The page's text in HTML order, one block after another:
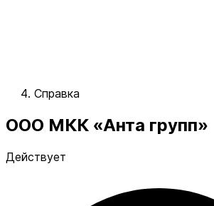
Справка
ООО МКК «Анта групп»
Действует